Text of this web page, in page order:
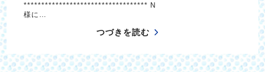
*********************************** N
様に…
つづきを読む